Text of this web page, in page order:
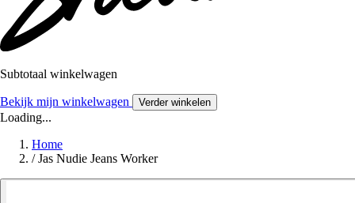
Subtotaal winkelwagen
Bekijk mijn winkelwagen Verder winkelen
Loading...
Home
/ Jas Nudie Jeans Worker